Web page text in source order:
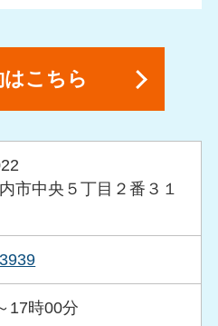
はこちら
市中央５丁目２番３１
17時00分